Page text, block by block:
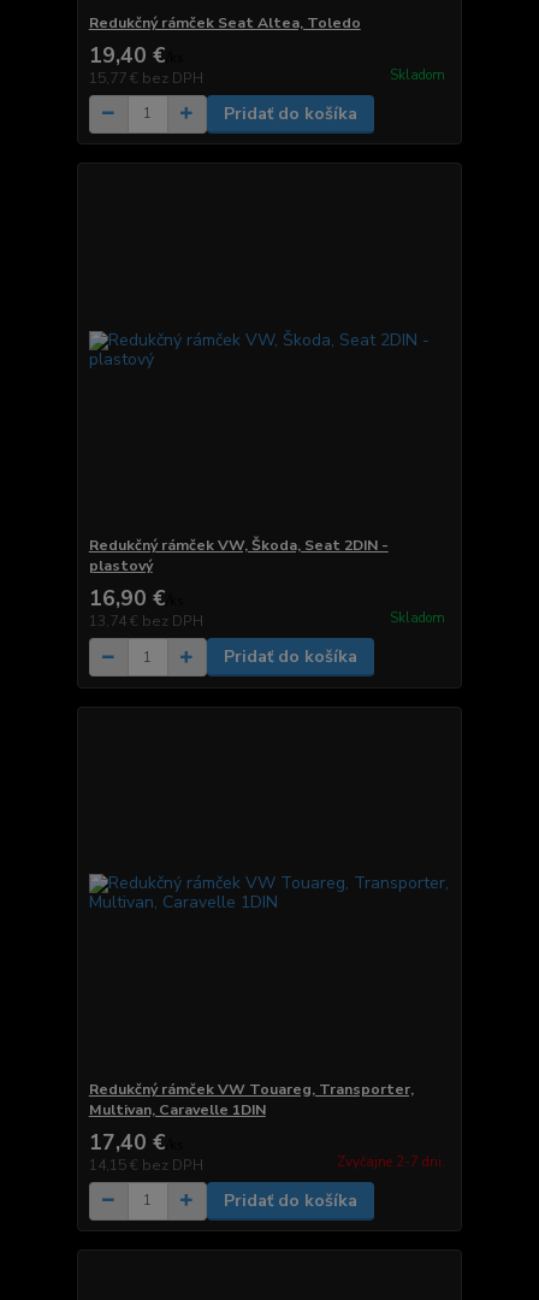
Redukčný rámček Seat Altea, Toledo
19,40 €
15,77 € bez DPH Skladom
Pridať do košíka
Redukčný rámček VW, Škoda, Seat 2DIN -
plastový
16,90 €
13,74 € bez DPH Skladom
Pridať do košíka
Redukčný rámček VW Touareg, Transporter,
Multivan, Caravelle 1DIN
17,40 €
14,15 € bez DPH Zvyčajne 2-7 dni.
Pridať do košíka